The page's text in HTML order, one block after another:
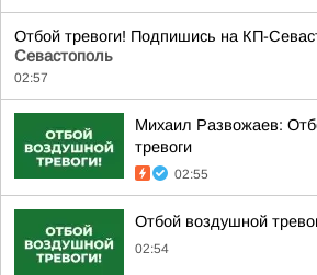
Отбой тревоги! Подпишись на КП-
Севастополь
02:57
Михаил Развожаев:
тревоги
02:55
Отбой воздушной
02:54